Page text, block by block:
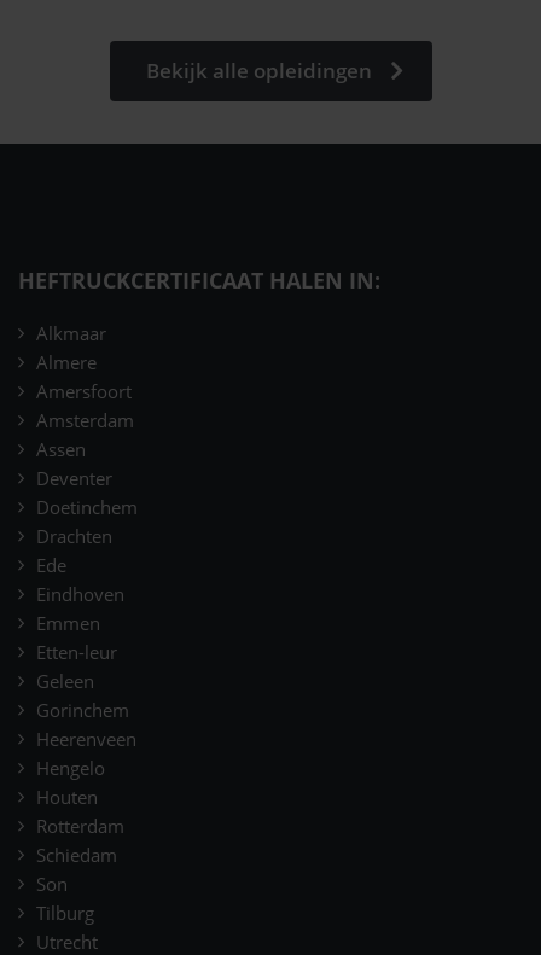
Bekijk alle opleidingen
HEFTRUCKCERTIFICAAT HALEN IN:
Alkmaar
Almere
Amersfoort
Amsterdam
Assen
Deventer
Doetinchem
Drachten
Ede
Eindhoven
Emmen
Etten-leur
Geleen
Gorinchem
Heerenveen
Hengelo
Houten
Rotterdam
Schiedam
Son
Tilburg
Utrecht